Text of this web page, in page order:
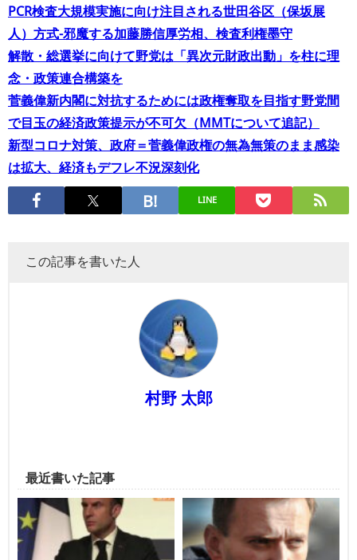
PCR検査大規模実施に向け注目される世田谷区（保坂展
人）方式−邪魔する加藤勝信厚労相、検査利権墨守
解散・総選挙に向けて野党は「異次元財政出動」を柱に理
念・政策連合構築を
菅義偉新内閣に対抗するためには政権奪取を目指す野党間
で目玉の経済政策提示が不可欠（MMTについて追記）
新型コロナ対策、政府＝菅義偉政権の無為無策のまま感染
は拡大、経済もデフレ不況深刻化
LINE
この記事を書いた人
村野 太郎
最近書いた記事